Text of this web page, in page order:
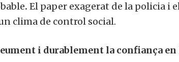
. El paper exagerat de la policia i
clima de control social.
i durablement la confiança